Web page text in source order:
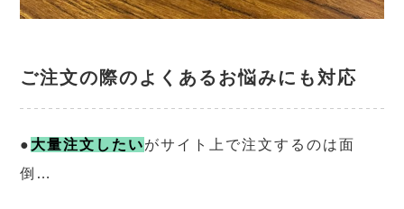
ご注文の際のよくあるお悩みにも対応
● 大量注文したいがサイト上で注文するのは面
倒…